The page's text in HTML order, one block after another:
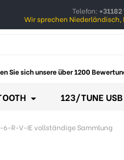
Telefon:
Wir sprechen Niederländisch,
Sie sich unsere über 1200
123/TUNE USB
6-R-V-IE vollständige Sammlung